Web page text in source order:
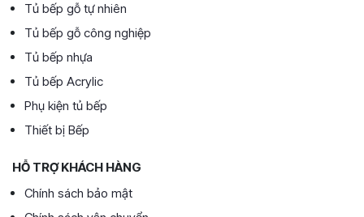
Tủ bếp gỗ tự nhiên
Tủ bếp gỗ công nghiệp
Tủ bếp nhựa
Tủ bếp Acrylic
Phụ kiện tủ bếp
Thiết bị Bếp
HỖ TRỢ KHÁCH HÀNG
Chính sách bảo mật